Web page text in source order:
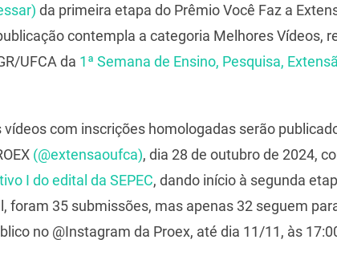
da primeira etapa do Prêmio Você Faz a
contempla a categoria Melhores Vídeos,
UFCA da 1ª Semana de Ensino, Pesquisa,
com inscrições homologadas serão
(@extensaoufca), dia 28 de outubro de 2024,
I do edital da SEPEC, dando início à segunda
foram 35 submissões, mas apenas 32 seguem
no @Instagram da Proex, até dia 11/11, às